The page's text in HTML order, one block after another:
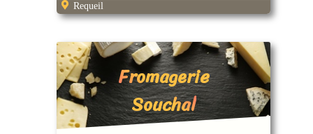
Requeil
Fromagerie
Souchal